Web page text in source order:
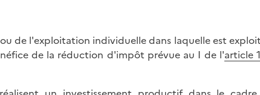
de l'exploitation individuelle dans laquelle est
de la réduction d'impôt prévue au I de l'article